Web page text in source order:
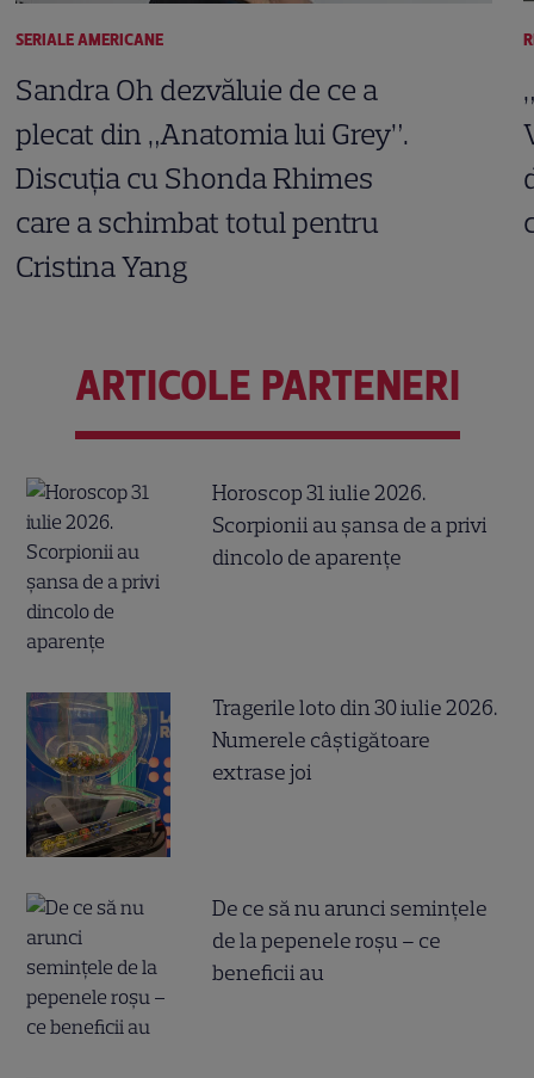
SERIALE AMERICANE
Sandra Oh dezvăluie de ce a
plecat din „Anatomia lui Grey”.
Discuția cu Shonda Rhimes
care a schimbat totul pentru
Cristina Yang
ARTICOLE PARTENERI
Horoscop 31 iulie 2026.
Scorpionii au șansa de a privi
dincolo de aparențe
Tragerile loto din 30 iulie 2026.
Numerele câştigătoare
extrase joi
De ce să nu arunci semințele
de la pepenele roșu – ce
beneficii au